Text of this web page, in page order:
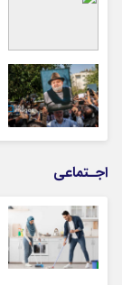
اجـتماعی